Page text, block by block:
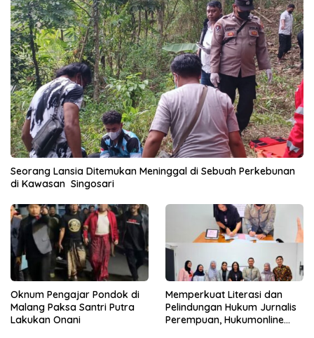
Seorang Lansia Ditemukan Meninggal di Sebuah Perkebunan
di Kawasan Singosari
Oknum Pengajar Pondok di
Malang Paksa Santri Putra
Lakukan Onani
Memperkuat Literasi dan
Pelindungan Hukum Jurnalis
Perempuan, Hukumonline